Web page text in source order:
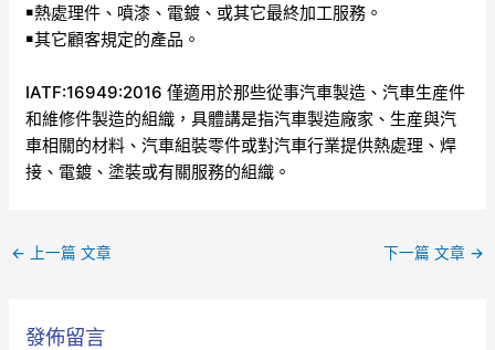
￭熱處理件、噴漆、電鍍、或其它最終加工服務。
￭其它顧客規定的產品。
IATF:16949:2016 僅適用於那些從事汽車製造、汽車生産件
和維修件製造的組織，具體講是指汽車製造廠家、生産與汽
車相關的材料、汽車組裝零件或對汽車行業提供熱處理、焊
接、電鍍、塗裝或有關服務的組織。
← 上一篇 文章 下一篇 文章 →
發佈留言